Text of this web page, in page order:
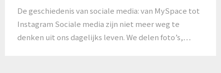
De geschiedenis van sociale media: van MySpace tot
Instagram Sociale media zijn niet meer weg te
denken uit ons dagelijks leven. We delen foto’s,…